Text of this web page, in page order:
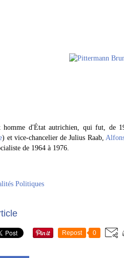
homme d'État autrichien, qui fut, de
) et vice-chancelier de Julius Raab,
de 1964 à 1976.
Politiques
Repost 0